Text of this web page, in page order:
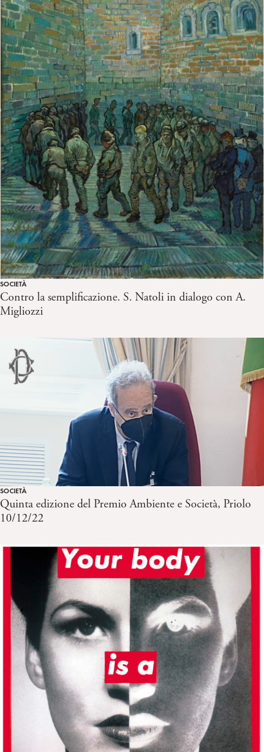
SOCIETÀ
Contro la semplificazione. S. Natoli in dialogo con A.
Migliozzi
SOCIETÀ
Quinta edizione del Premio Ambiente e Società, Priolo
10/12/22